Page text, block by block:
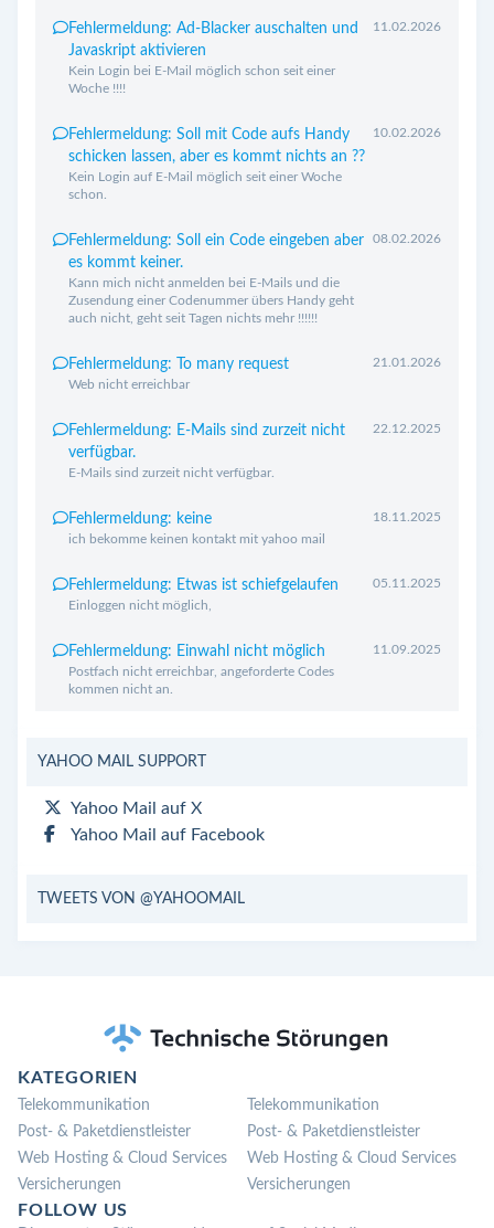
Fehlermeldung: Ad-Blacker auschalten und
Javaskript aktivieren
Kein Login bei E-Mail möglich schon seit einer
Woche !!!!
11.02.2026
Fehlermeldung: Soll mit Code aufs Handy
schicken lassen, aber es kommt nichts an ??
Kein Login auf E-Mail möglich seit einer Woche
schon.
10.02.2026
Fehlermeldung: Soll ein Code eingeben aber
es kommt keiner.
Kann mich nicht anmelden bei E-Mails und die
Zusendung einer Codenummer übers Handy geht
auch nicht, geht seit Tagen nichts mehr !!!!!!
08.02.2026
Fehlermeldung: To many request
Web nicht erreichbar
21.01.2026
Fehlermeldung: E-Mails sind zurzeit nicht
verfügbar.
E-Mails sind zurzeit nicht verfügbar.
22.12.2025
Fehlermeldung: keine
ich bekomme keinen kontakt mit yahoo mail
18.11.2025
Fehlermeldung: Etwas ist schiefgelaufen
Einloggen nicht möglich,
05.11.2025
Fehlermeldung: Einwahl nicht möglich
Postfach nicht erreichbar, angeforderte Codes
kommen nicht an.
11.09.2025
YAHOO MAIL SUPPORT
Yahoo Mail auf X
Yahoo Mail auf Facebook
TWEETS VON @YAHOOMAIL
KATEGORIEN
Telekommunikation
Post- & Paketdienstleister
Web Hosting & Cloud Services
Versicherungen
Telekommunikation
Post- & Paketdienstleister
Web Hosting & Cloud Services
Versicherungen
FOLLOW US